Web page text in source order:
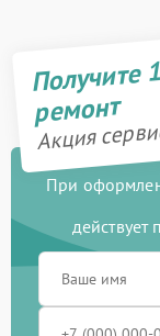
Получите
ремонт
Акция
При
действует